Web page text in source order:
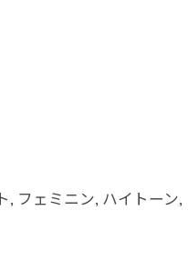
, フェミニン, ハイトーン,